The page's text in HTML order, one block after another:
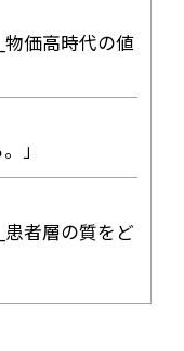
価高時代の値
」
者層の質をど